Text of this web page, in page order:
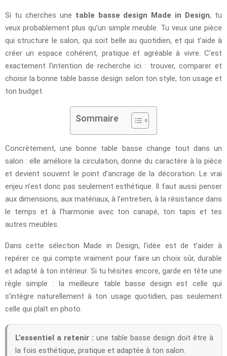
Si tu cherches une table basse design Made in Design, tu
veux probablement plus qu’un simple meuble. Tu veux une pièce
qui structure le salon, qui soit belle au quotidien, et qui t’aide à
créer un espace cohérent, pratique et agréable à vivre. C’est
exactement l’intention de recherche ici : trouver, comparer et
choisir la bonne table basse design selon ton style, ton usage et
ton budget.
Sommaire
Concrètement, une bonne table basse change tout dans un
salon : elle améliore la circulation, donne du caractère à la pièce
et devient souvent le point d’ancrage de la décoration. Le vrai
enjeu n’est donc pas seulement esthétique. Il faut aussi penser
aux dimensions, aux matériaux, à l’entretien, à la résistance dans
le temps et à l’harmonie avec ton canapé, ton tapis et tes
autres meubles.
Dans cette sélection Made in Design, l’idée est de t’aider à
repérer ce qui compte vraiment pour faire un choix sûr, durable
et adapté à ton intérieur. Si tu hésites encore, garde en tête une
règle simple : la meilleure table basse design est celle qui
s’intègre naturellement à ton usage quotidien, pas seulement
celle qui plaît en photo.
L’essentiel a retenir : une table basse design doit être à
la fois esthétique, pratique et adaptée à ton salon.